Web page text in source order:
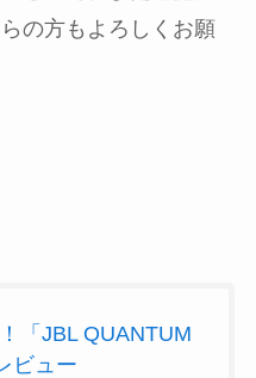
の方もよろしくお願
「JBL QUANTUM
ビュー